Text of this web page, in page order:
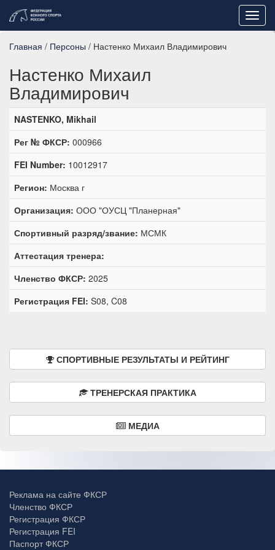
Главная / Персоны / Настенко Михаил Владимирович
Настенко Михаил
Владимирович
NASTENKO, Mikhail
Рег № ФКСР: 000966
FEI Number: 10012917
Регион: Москва г
Организация: ООО "ОУСЦ "Планерная"
Спортивный разряд/звание: МСМК
Аттестация тренера:
Членство ФКСР: 2025
Регистрация FEI: S08, C08
СПОРТИВНЫЕ РЕЗУЛЬТАТЫ И РЕЙТИНГ
ТРЕНЕРСКАЯ ПРАКТИКА
МЕДИА
Реклама на сайте ФКСР
Членство ФКСР
Регистрация ФКСР
Регистрация FEI
Паспорт ФКСР